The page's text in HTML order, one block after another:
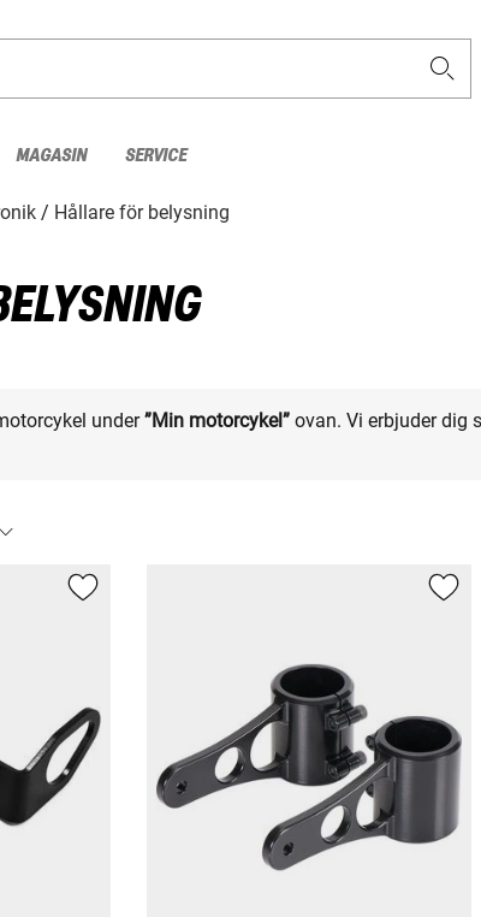
MAGASIN SERVICE
Hållare för belysning
under”Min motorcykel” ovan. Vi erbjuder dig